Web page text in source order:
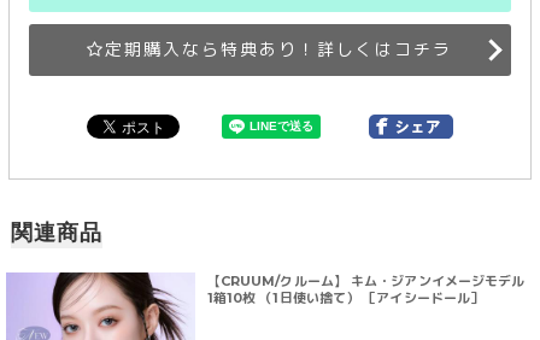
定期購入なら特典あり！詳しくはコチラ
関連商品
【CRUUM/クルーム】 キム・ジアンイメージモデル
1箱10枚 （1日使い捨て） ［アイシードール］